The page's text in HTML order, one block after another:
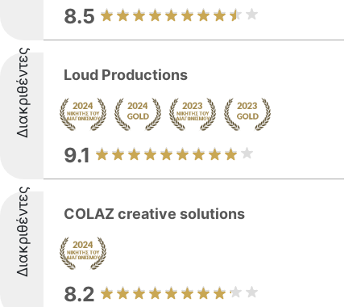
8.5
Διακριθέντες Loud Productions
9.1
Διακριθέντες COLAZ creative solutions
8.2